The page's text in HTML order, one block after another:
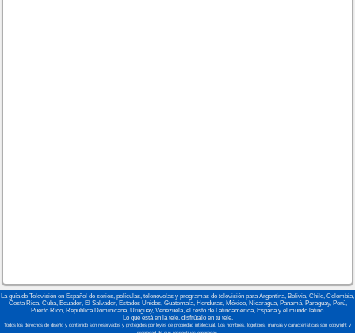
La guía de Televisión en Español de series, películas, telenovelas y programas de televisión para Argentina, Bolivia, Chile, Colombia,
Costa Rica, Cuba, Ecuador, El Salvador, Estados Unidos, Guatemala, Honduras, México, Nicaragua, Panamá, Paraguay, Perú,
Puerto Rico, República Dominicana, Uruguay, Venezuela, el resto de Latinoamérica, España y el mundo latino.
Lo que está en la tele, disfrútalo en tu tele.